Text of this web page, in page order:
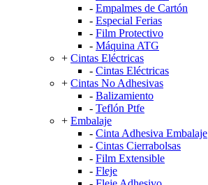
- Empalmes de Cartón
- Especial Ferias
- Film Protectivo
- Máquina ATG
+ Cintas Eléctricas
- Cintas Eléctricas
+ Cintas No Adhesivas
- Balizamiento
- Teflón Ptfe
+ Embalaje
- Cinta Adhesiva Embalaje
- Cintas Cierrabolsas
- Film Extensible
- Fleje